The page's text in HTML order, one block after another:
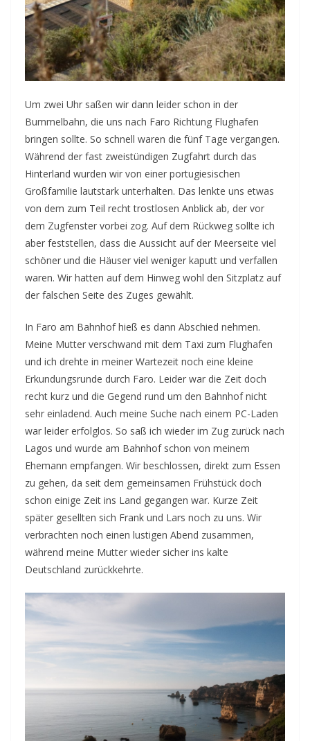
Um zwei Uhr saßen wir dann leider schon in der
Bummelbahn, die uns nach Faro Richtung Flughafen
bringen sollte. So schnell waren die fünf Tage vergangen.
Während der fast zweistündigen Zugfahrt durch das
Hinterland wurden wir von einer portugiesischen
Großfamilie lautstark unterhalten. Das lenkte uns etwas
von dem zum Teil recht trostlosen Anblick ab, der vor
dem Zugfenster vorbei zog. Auf dem Rückweg sollte ich
aber feststellen, dass die Aussicht auf der Meerseite viel
schöner und die Häuser viel weniger kaputt und verfallen
waren. Wir hatten auf dem Hinweg wohl den Sitzplatz auf
der falschen Seite des Zuges gewählt.
In Faro am Bahnhof hieß es dann Abschied nehmen.
Meine Mutter verschwand mit dem Taxi zum Flughafen
und ich drehte in meiner Wartezeit noch eine kleine
Erkundungsrunde durch Faro. Leider war die Zeit doch
recht kurz und die Gegend rund um den Bahnhof nicht
sehr einladend. Auch meine Suche nach einem PC-Laden
war leider erfolglos. So saß ich wieder im Zug zurück nach
Lagos und wurde am Bahnhof schon von meinem
Ehemann empfangen. Wir beschlossen, direkt zum Essen
zu gehen, da seit dem gemeinsamen Frühstück doch
schon einige Zeit ins Land gegangen war. Kurze Zeit
später gesellten sich Frank und Lars noch zu uns. Wir
verbrachten noch einen lustigen Abend zusammen,
während meine Mutter wieder sicher ins kalte
Deutschland zurückkehrte.